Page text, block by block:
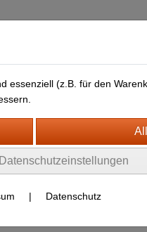
ANFAHRTSWEG-GOOGLE MAP
CM
essenziell (z.B. für den
| Datenschutz